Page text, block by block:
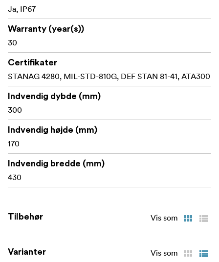
Ja, IP67
Warranty (year(s))
30
Certifikater
STANAG 4280, MIL-STD-810G, DEF STAN 81-41, ATA300
Indvendig dybde (mm)
300
Indvendig højde (mm)
170
Indvendig bredde (mm)
430
Tilbehør Vis som
Varianter Vis som